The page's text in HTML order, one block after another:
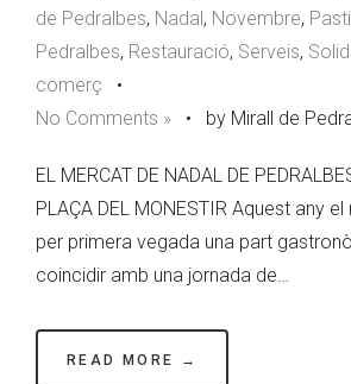
de Pedralbes, Nadal, Novembre,
Pedralbes, Restauració, Serveis,
comerç •
No Comments » • by Mirall de
EL MERCAT DE NADAL DE
PLAÇA DEL MONESTIR Aquest any
per primera vegada una part
coincidir amb una jornada de…
READ MORE →